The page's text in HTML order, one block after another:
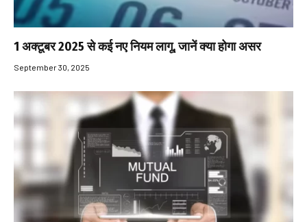
1 अक्टूबर 2025 से कई नए नियम लागू, जानें क्या होगा असर
September 30, 2025